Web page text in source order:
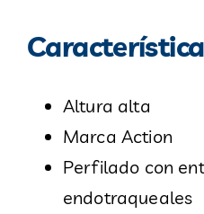
Altura alta
Marca Action
Perfilado con
endotraqueales